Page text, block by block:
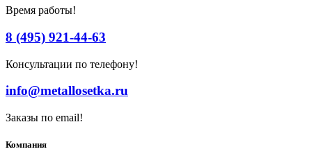
Время работы!
8 (495) 921-44-63
Консультации по телефону!
info@metallosetka.ru
Заказы по email!
Компания